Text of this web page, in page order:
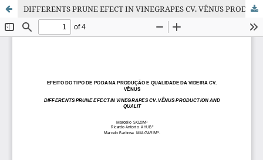
DIFFERENTS PRUNE EFECT IN VINEGRAPES CV. VÊNUS PRODUCTION AND QUALIT